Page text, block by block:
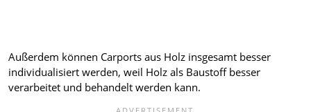
Außerdem können Carports aus Holz insgesamt besser
individualisiert werden, weil Holz als Baustoff besser
verarbeitet und behandelt werden kann.